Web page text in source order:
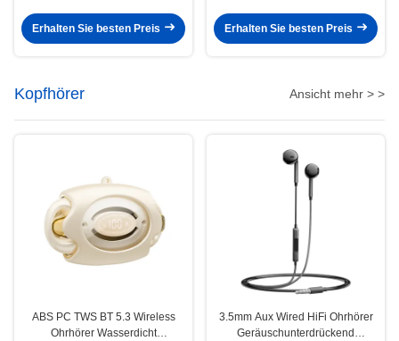
Erhalten Sie besten Preis
Erhalten Sie besten Preis
Kopfhörer Ansicht mehr > >
ABS PC TWS BT 5.3 Wireless
Ohrhörer Wasserdicht
3.5mm Aux Wired HiFi Ohrhörer
Geräuschunterdrückend